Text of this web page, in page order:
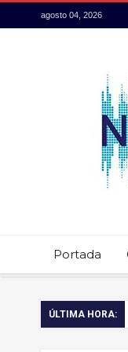
agosto 04, 2026
Portada
ÚLTIMA HORA: